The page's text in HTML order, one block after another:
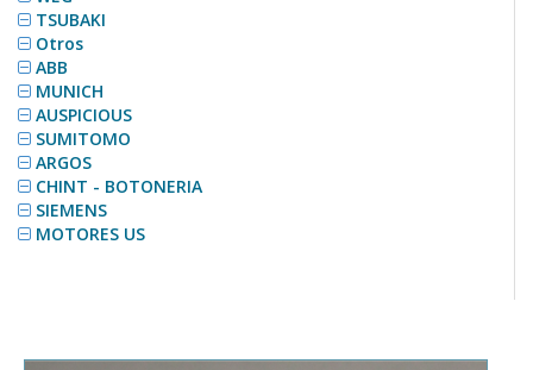
TSUBAKI
Otros
ABB
MUNICH
AUSPICIOUS
SUMITOMO
ARGOS
CHINT - BOTONERIA
SIEMENS
MOTORES US